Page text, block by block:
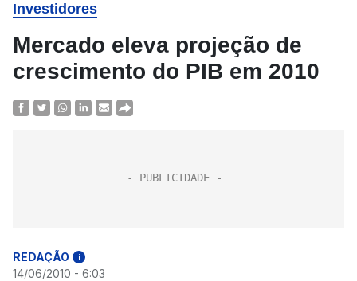
Investidores
Mercado eleva projeção de
crescimento do PIB em 2010
REDAÇÃO i
14/06/2010 - 6:03